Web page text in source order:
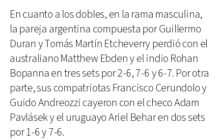
En cuanto a los dobles, en la rama masculina,
la pareja argentina compuesta por Guillermo
Duran y Tomás Martín Etcheverry perdió con el
australiano Matthew Ebden y el indio Rohan
Bopanna en tres sets por 2-6, 7-6 y 6-7. Por otra
parte, sus compatriotas Francisco Cerundolo y
Guido Andreozzi cayeron con el checo Adam
Pavlásek y el uruguayo Ariel Behar en dos sets
por 1-6 y 7-6.